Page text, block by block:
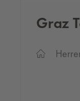
Graz